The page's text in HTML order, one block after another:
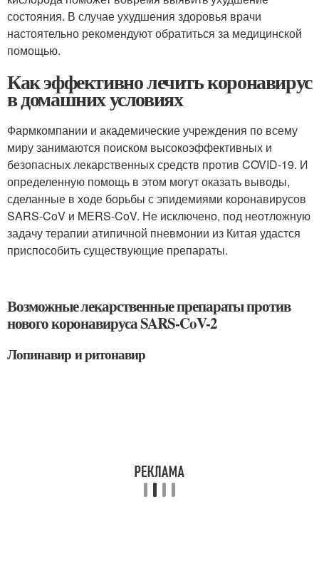
состояния. В случае ухудшения здоровья врачи
настоятельно рекомендуют обратиться за медицинской
помощью.
Как эффективно лечить коронавирус
в домашних условиях
Фармкомпании и академические учреждения по всему
миру занимаются поиском высокоэффективных и
безопасных лекарственных средств против COVID-19. И
определенную помощь в этом могут оказать выводы,
сделанные в ходе борьбы с эпидемиями коронавирусов
SARS-CoV и MERS-CoV. Не исключено, под неотложную
задачу терапии атипичной пневмонии из Китая удастся
приспособить существующие препараты.
Возможные лекарственные препараты против
нового коронавируса SARS-CoV-2
Лопинавир и ритонавир